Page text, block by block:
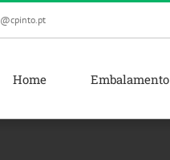
Home Embalamento